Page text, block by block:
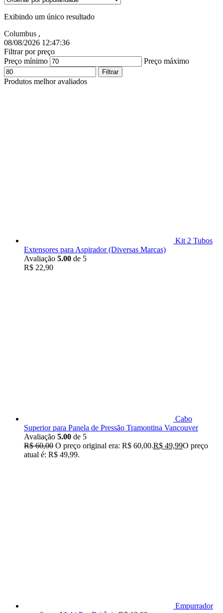
Exibindo um único resultado
Columbus ,
08/08/2026 12:47:37
Filtrar por preço
Preço mínimo
Preço máximo
Filtrar
Produtos melhor avaliados
Kit 2 Tubos
Extensores para Aspirador (Diversas Marcas)
Avaliação 5.00 de 5
R$ 22,90
Cabo
Superior para Panela de Pressão Tramontina Vancouver
Avaliação 5.00 de 5
R$60,00 O preço original era: R$ 60,00.R$ 49,99O preço
atual é: R$ 49,99.
Empurrador